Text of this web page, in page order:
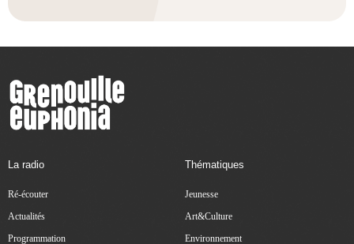
La radio
Ré-écouter
Actualités
Programmation
Thématiques
Jeunesse
Art&Culture
Environnement